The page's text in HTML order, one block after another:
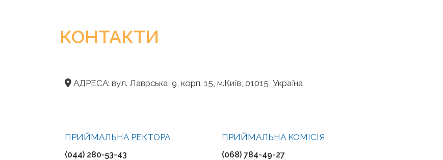
КОНТАКТИ
АДРЕСА: вул. Лаврська, 9, корп. 15, м.Київ, 01015, Україна
ПРИЙМАЛЬНА РЕКТОРА
(044) 280-53-43
ПРИЙМАЛЬНА KOMІСІЯ
(068) 784-49-27